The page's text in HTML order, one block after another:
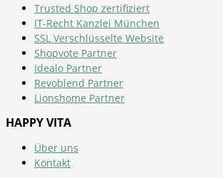
Trusted Shop zertifiziert
IT-Recht Kanzlei München
SSL Verschlüsselte Website
Shopvote Partner
Idealo Partner
Revoblend Partner
Lionshome Partner
HAPPY VITA
Über uns
Kontakt